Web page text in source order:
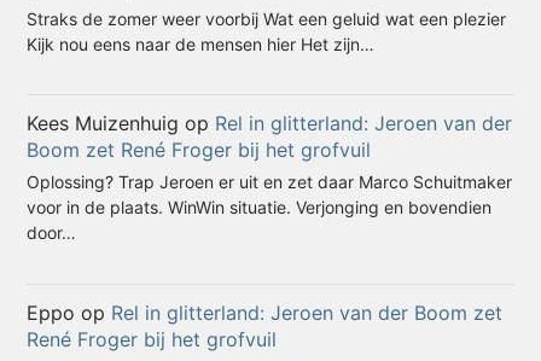
Straks de zomer weer voorbij Wat een geluid wat een plezier
Kijk nou eens naar de mensen hier Het zijn…
Kees Muizenhuig op Rel in glitterland: Jeroen van der
Boom zet René Froger bij het grofvuil
Oplossing? Trap Jeroen er uit en zet daar Marco Schuitmaker
voor in de plaats. WinWin situatie. Verjonging en bovendien
door…
Eppo op Rel in glitterland: Jeroen van der Boom zet
René Froger bij het grofvuil